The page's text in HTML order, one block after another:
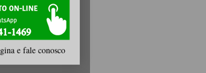
e fale conosco